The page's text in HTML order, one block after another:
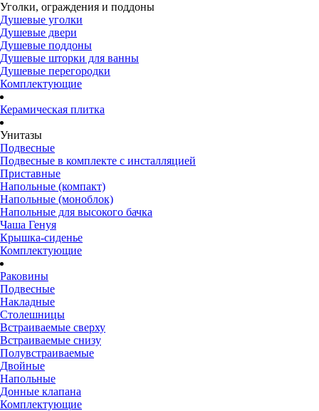
Уголки, ограждения и поддоны
Душевые уголки
Душевые двери
Душевые поддоны
Душевые шторки для ванны
Душевые перегородки
Комплектующие
Керамическая плитка
Унитазы
Подвесные
Подвесные в комплекте с инсталляцией
Приставные
Напольные (компакт)
Напольные (моноблок)
Напольные для высокого бачка
Чаша Генуя
Крышка-сиденье
Комплектующие
Раковины
Подвесные
Накладные
Столешницы
Встраиваемые сверху
Встраиваемые снизу
Полувстраиваемые
Двойные
Напольные
Донные клапана
Комплектующие